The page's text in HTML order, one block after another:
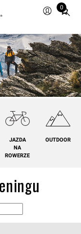
0
Total
in
cart:
0
JAZDA
NA
ROWERZE
OUTDOOR